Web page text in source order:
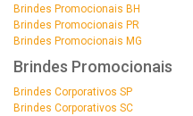
Brindes Promocionais BH
Brindes Promocionais PR
Brindes Promocionais MG
Brindes Promocionais
Brindes Corporativos SP
Brindes Corporativos SC